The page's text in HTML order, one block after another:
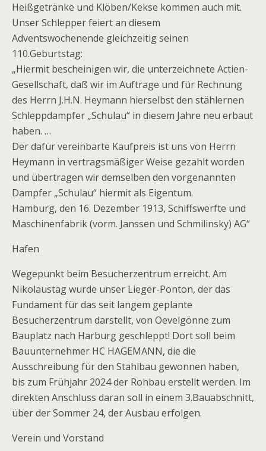
Heißgetränke und Klöben/Kekse kommen auch mit.
Unser Schlepper feiert an diesem
Adventswochenende gleichzeitig seinen
110.Geburtstag:
„Hiermit bescheinigen wir, die unterzeichnete Actien-
Gesellschaft, daß wir im Auftrage und für Rechnung
des Herrn J.H.N. Heymann hierselbst den stählernen
Schleppdampfer „Schulau“ in diesem Jahre neu erbaut
haben. …
Der dafür vereinbarte Kaufpreis ist uns von Herrn
Heymann in vertragsmäßiger Weise gezahlt worden
und übertragen wir demselben den vorgenannten
Dampfer „Schulau“ hiermit als Eigentum.
Hamburg, den 16. Dezember 1913, Schiffswerfte und
Maschinenfabrik (vorm. Janssen und Schmilinsky) AG“
Hafen
Wegepunkt beim Besucherzentrum erreicht. Am
Nikolaustag wurde unser Lieger-Ponton, der das
Fundament für das seit langem geplante
Besucherzentrum darstellt, von Oevelgönne zum
Bauplatz nach Harburg geschleppt! Dort soll beim
Bauunternehmer HC HAGEMANN, die die
Ausschreibung für den Stahlbau gewonnen haben,
bis zum Frühjahr 2024 der Rohbau erstellt werden. Im
direkten Anschluss daran soll in einem 3.Bauabschnitt,
über der Sommer 24, der Ausbau erfolgen.
Verein und Vorstand